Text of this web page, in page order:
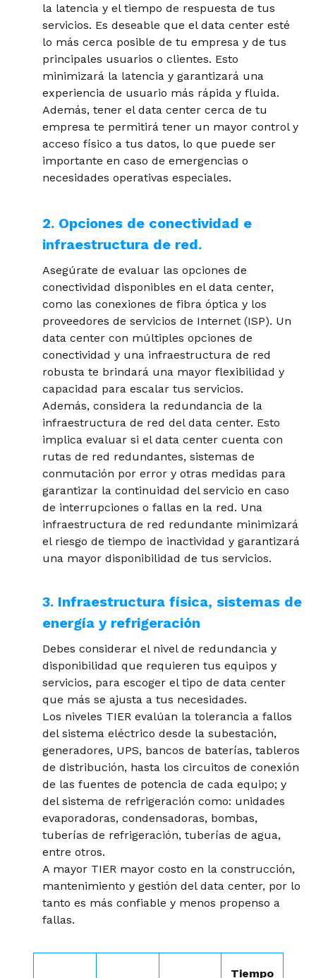
la latencia y el tiempo de respuesta de tus
servicios. Es deseable que el data center esté
lo más cerca posible de tu empresa y de tus
principales usuarios o clientes. Esto
minimizará la latencia y garantizará una
experiencia de usuario más rápida y fluida.
Además, tener el data center cerca de tu
empresa te permitirá tener un mayor control y
acceso físico a tus datos, lo que puede ser
importante en caso de emergencias o
necesidades operativas especiales.
2. Opciones de conectividad e
infraestructura de red.
Asegúrate de evaluar las opciones de
conectividad disponibles en el data center,
como las conexiones de fibra óptica y los
proveedores de servicios de Internet (ISP). Un
data center con múltiples opciones de
conectividad y una infraestructura de red
robusta te brindará una mayor flexibilidad y
capacidad para escalar tus servicios.
Además, considera la redundancia de la
infraestructura de red del data center. Esto
implica evaluar si el data center cuenta con
rutas de red redundantes, sistemas de
conmutación por error y otras medidas para
garantizar la continuidad del servicio en caso
de interrupciones o fallas en la red. Una
infraestructura de red redundante minimizará
el riesgo de tiempo de inactividad y garantizará
una mayor disponibilidad de tus servicios.
3. Infraestructura física, sistemas de
energía y refrigeración
Debes considerar el nivel de redundancia y
disponibilidad que requieren tus equipos y
servicios, para escoger el tipo de data center
que más se ajusta a tus necesidades.
Los niveles TIER evalúan la tolerancia a fallos
del sistema eléctrico desde la subestación,
generadores, UPS, bancos de baterías, tableros
de distribución, hasta los circuitos de conexión
de las fuentes de potencia de cada equipo; y
del sistema de refrigeración como: unidades
evaporadoras, condensadoras, bombas,
tuberías de refrigeración, tuberías de agua,
entre otros.
A mayor TIER mayor costo en la construcción,
mantenimiento y gestión del data center, por lo
tanto es más confiable y menos propenso a
fallas.
Tiempo